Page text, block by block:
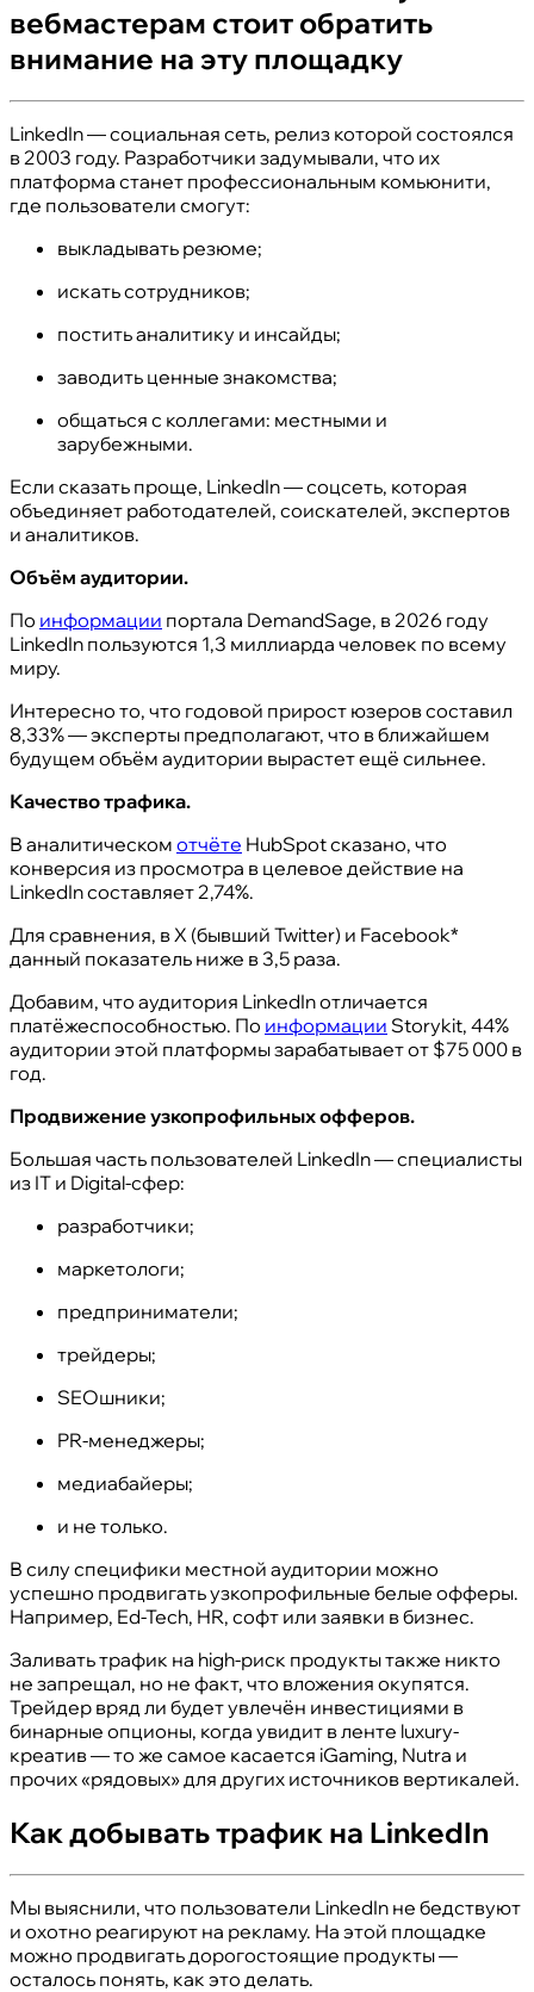
вебмастерам стоит обратить
внимание на эту площадку
LinkedIn — социальная сеть, релиз которой состоялся
в 2003 году. Разработчики задумывали, что их
платформа станет профессиональным комьюнити,
где пользователи смогут:
выкладывать резюме;
искать сотрудников;
постить аналитику и инсайды;
заводить ценные знакомства;
общаться с коллегами: местными и
зарубежными.
Если сказать проще, LinkedIn — соцсеть, которая
объединяет работодателей, соискателей, экспертов
и аналитиков.
Объём аудитории.
По информации портала DemandSage, в 2026 году
LinkedIn пользуются 1,3 миллиарда человек по всему
миру.
Интересно то, что годовой прирост юзеров составил
8,33% — эксперты предполагают, что в ближайшем
будущем объём аудитории вырастет ещё сильнее.
Качество трафика.
В аналитическом отчёте HubSpot сказано, что
конверсия из просмотра в целевое действие на
LinkedIn составляет 2,74%.
Для сравнения, в X (бывший Twitter) и Facebook*
данный показатель ниже в 3,5 раза.
Добавим, что аудитория LinkedIn отличается
платёжеспособностью. По информации Storykit, 44%
аудитории этой платформы зарабатывает от $75 000 в
год.
Продвижение узкопрофильных офферов.
Большая часть пользователей LinkedIn — специалисты
из IT и Digital-сфер:
разработчики;
маркетологи;
предприниматели;
трейдеры;
SEOшники;
PR-менеджеры;
медиабайеры;
и не только.
В силу специфики местной аудитории можно
успешно продвигать узкопрофильные белые офферы.
Например, Ed-Tech, HR, софт или заявки в бизнес.
Заливать трафик на high-риск продукты также никто
не запрещал, но не факт, что вложения окупятся.
Трейдер вряд ли будет увлечён инвестициями в
бинарные опционы, когда увидит в ленте luxury-
креатив — то же самое касается iGaming, Nutra и
прочих «рядовых» для других источников вертикалей.
Как добывать трафик на LinkedIn
Мы выяснили, что пользователи LinkedIn не бедствуют
и охотно реагируют на рекламу. На этой площадке
можно продвигать дорогостоящие продукты —
осталось понять, как это делать.